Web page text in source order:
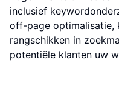
inclusief
off-page optimalisatie,
rangschikken in
potentiële klanten uw